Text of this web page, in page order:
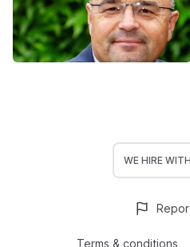
WE HIRE WITH
Terms & conditions